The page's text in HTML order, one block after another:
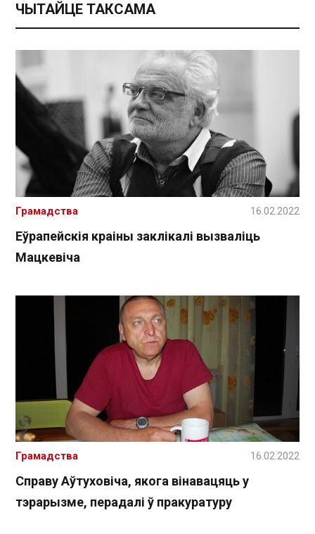
ЧЫТАЙЦЕ ТАКСАМА
Еўрапейскія краіны заклікалі вызваліць
Мацкевіча
Грамадства 16.02.2022
Справу Аўтуховіча, якога вінавацяць у
тэрарызме, перадалі ў пракуратуру
Грамадства 16.02.2022